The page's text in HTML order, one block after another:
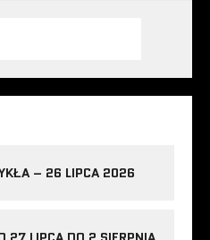
– 26 LIPCA 2026